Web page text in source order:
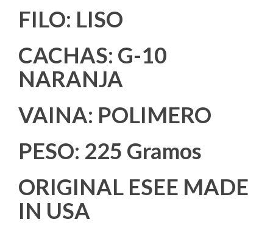
cm.
FILO: LISO
CACHAS: G-10
NARANJA
VAINA: POLIMERO
PESO: 225 Gramos
ORIGINAL ESEE MADE